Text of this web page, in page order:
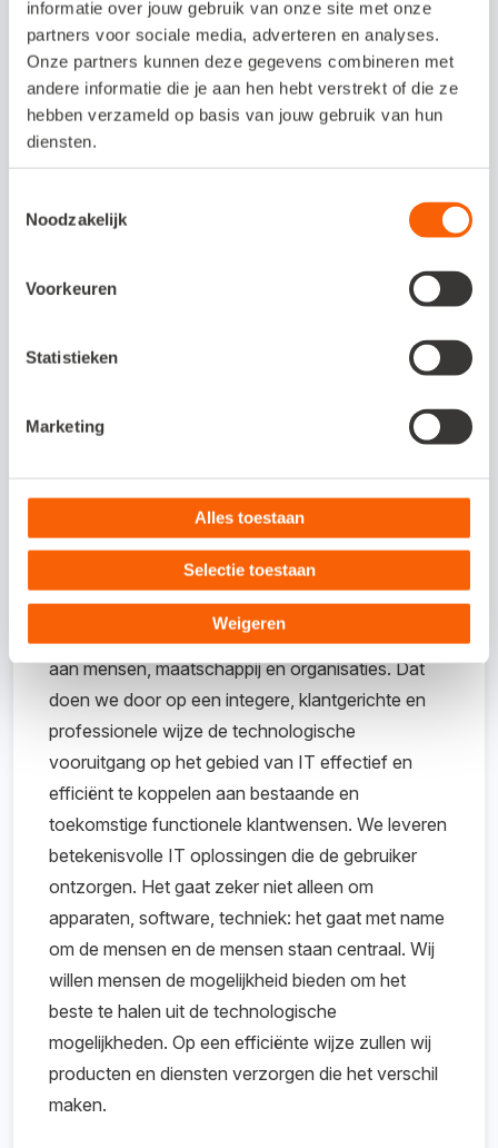
informatie over jouw gebruik van onze site met onze
partners voor sociale media, adverteren en analyses.
Onze partners kunnen deze gegevens combineren met
andere informatie die je aan hen hebt verstrekt of die ze
hebben verzameld op basis van jouw gebruik van hun
diensten.
Noodzakelijk
Voorkeuren
Statistieken
Marketing
Alles toestaan
Selectie toestaan
Weigeren
Veelgestelde vragen
Dit is een API-koppeling. Een API-koppeling
alleen gebruiken als je werkt met een online
over de koppeling?
Over Vimisol
Wij willen technologie betekenisvol laten bijdragen
aan mensen, maatschappij en organisaties. Dat
doen we door op een integere, klantgerichte en
professionele wijze de technologische
vooruitgang op het gebied van IT effectief en
efficiënt te koppelen aan bestaande en
toekomstige functionele klantwensen. We leveren
betekenisvolle IT oplossingen die de gebruiker
ontzorgen. Het gaat zeker niet alleen om
apparaten, software, techniek: het gaat met name
om de mensen en de mensen staan centraal. Wij
willen mensen de mogelijkheid bieden om het
beste te halen uit de technologische
mogelijkheden. Op een efficiënte wijze zullen wij
producten en diensten verzorgen die het verschil
maken.